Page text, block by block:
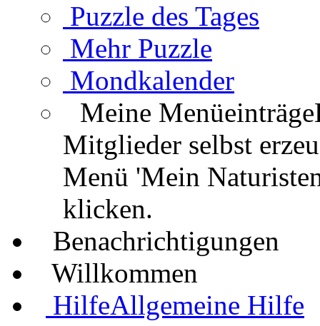
Puzzle des Tages
Mehr Puzzle
Mondkalender
Meine Menüeinträge
Mitglieder selbst
Menü 'Mein
klicken.
Benachrichtigungen
Willkommen
HilfeAllgemeine Hilfe